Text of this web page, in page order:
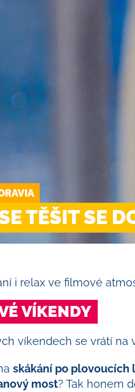
Restaurace
TĚŠIT SE
i relax ve filmové
VÍKENDY
víkendech se vrátí na
skákání po plovoucích
most? Tak honem